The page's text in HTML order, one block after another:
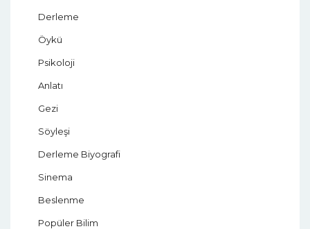
Derleme
Öykü
Psikoloji
Anlatı
Gezi
Söyleşi
Derleme Biyografi
Sinema
Beslenme
Popüler Bilim